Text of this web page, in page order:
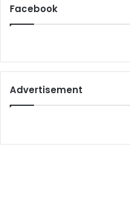
Facebook
Advertisement